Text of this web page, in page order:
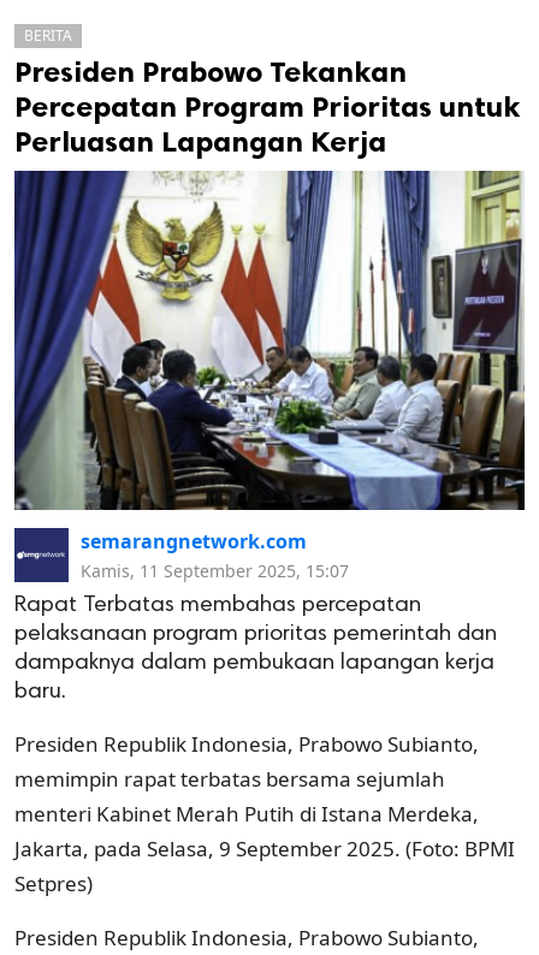
cipta.
BERITA
Presiden Prabowo Tekankan
Percepatan Program Prioritas untuk
Perluasan Lapangan Kerja
semarangnetwork.com
Kamis, 11 September 2025, 15:07
Rapat Terbatas membahas percepatan
pelaksanaan program prioritas pemerintah dan
dampaknya dalam pembukaan lapangan kerja
baru.
Presiden Republik Indonesia, Prabowo Subianto,
memimpin rapat terbatas bersama sejumlah
menteri Kabinet Merah Putih di Istana Merdeka,
Jakarta, pada Selasa, 9 September 2025. (Foto: BPMI
Setpres)
Presiden Republik Indonesia, Prabowo Subianto,